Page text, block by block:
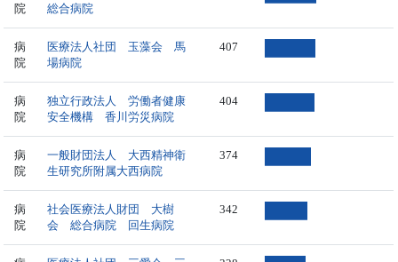
院
総合病院
病
院
医療法人社団 玉藻会 馬
場病院
407
病
院
独立行政法人 労働者健康
安全機構 香川労災病院
404
病
院
一般財団法人 大西精神衛
生研究所附属大西病院
374
病
院
社会医療法人財団 大樹
会 総合病院 回生病院
342